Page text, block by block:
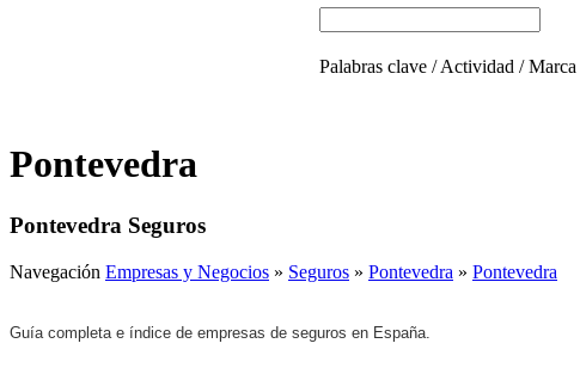
Palabras clave / Actividad / Marca
Pontevedra
Pontevedra Seguros
Navegación Empresas y Negocios » Seguros » Pontevedra » Pontevedra
Guía completa e índice de empresas de seguros en España.